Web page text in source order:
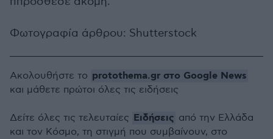
Φωτογραφία άρθρου: Shutterstock
Ακολουθήστε το protothema.gr στο Google News
και μάθετε πρώτοι όλες τις ειδήσεις
Δείτε όλες τις τελευταίες Ειδήσεις από την Ελλάδα
και τον Κόσμο, τη στιγμή που συμβαίνουν, στο